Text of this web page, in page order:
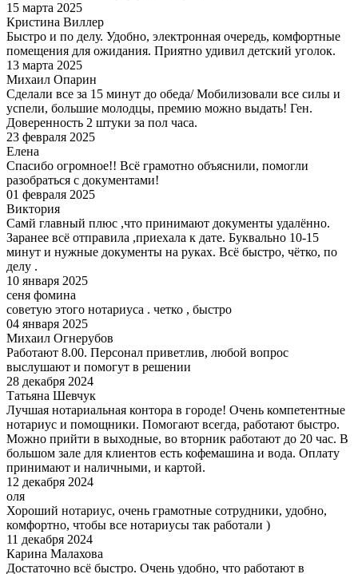
15 марта 2025
Кристина Виллер
Быстро и по делу. Удобно, электронная очередь, комфортные
помещения для ожидания. Приятно удивил детский уголок.
13 марта 2025
Михаил Опарин
Сделали все за 15 минут до обеда/ Мобилизовали все силы и
успели, большие молодцы, премию можно выдать! Ген.
Доверенность 2 штуки за пол часа.
23 февраля 2025
Елена
Спасибо огромное!! Всё грамотно объяснили, помогли
разобраться с документами!
01 февраля 2025
Виктория
Самй главный плюс ,что принимают документы удалённо.
Заранее всё отправила ,приехала к дате. Буквально 10-15
минут и нужные документы на руках. Всё быстро, чётко, по
делу .
10 января 2025
сеня фомина
советую этого нотариуса . четко , быстро
04 января 2025
Михаил Огнерубов
Работают 8.00. Персонал приветлив, любой вопрос
выслушают и помогут в решении
28 декабря 2024
Татьяна Шевчук
Лучшая нотариальная контора в городе! Очень компетентные
нотариус и помощники. Помогают всегда, работают быстро.
Можно прийти в выходные, во вторник работают до 20 час. В
большом зале для клиентов есть кофемашина и вода. Оплату
принимают и наличными, и картой.
12 декабря 2024
оля
Хороший нотариус, очень грамотные сотрудники, удобно,
комфортно, чтобы все нотариусы так работали )
11 декабря 2024
Карина Малахова
Достаточно всё быстро. Очень удобно, что работают в